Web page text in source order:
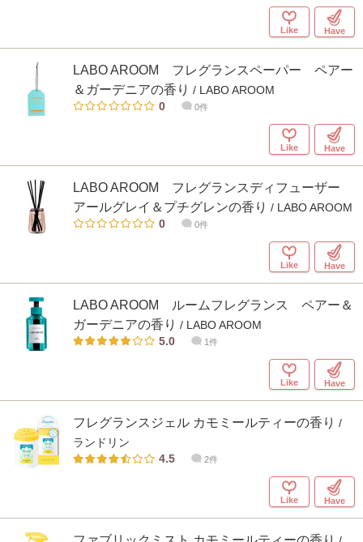
Like Have
LABO AROOM フレグランスペーパー ペアー
＆ガーデニアの香り / LABO AROOM
0
0件
Like Have
LABO AROOM フレグランスディフューザー
アールグレイ＆プチグレンの香り / LABO AROOM
0
0件
Like Have
LABO AROOM ルームフレグランス ペアー＆
ガーデニアの香り / LABO AROOM
5.0
1件
Like Have
フレグランスジェル カモミールティーの香り /
ランドリン
4.5
2件
Like Have